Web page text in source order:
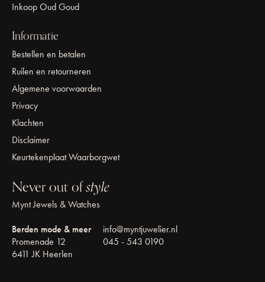
Inkoop Oud Goud
Informatie
Bestellen en betalen
Ruilen en retourneren
Algemene voorwaarden
Privacy
Klachten
Disclaimer
Keurtekenplaat Waarborgwet
Never out ofstyle
Mynt Jewels & Watches
Berden mode & meer
Promenade 12
6411 JK Heerlen
info@myntjuwelier.nl
045 - 543 0190